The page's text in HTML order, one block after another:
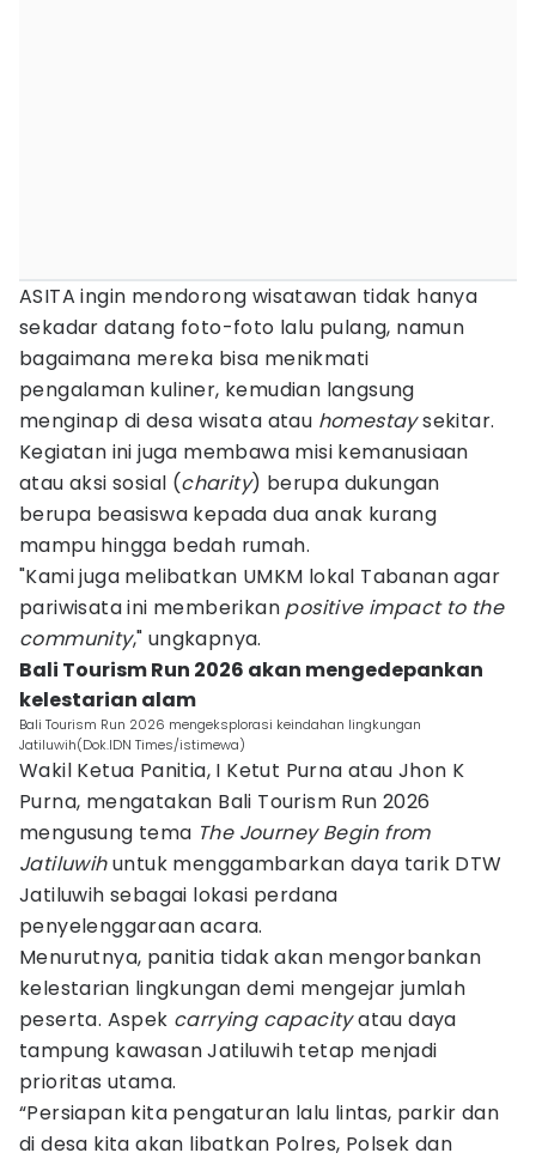
ASITA ingin mendorong wisatawan tidak hanya
sekadar datang foto-foto lalu pulang, namun
bagaimana mereka bisa menikmati
pengalaman kuliner, kemudian langsung
menginap di desa wisata atau homestaysekitar.
Kegiatan ini juga membawa misi kemanusiaan
atau aksi sosial (charity) berupa dukungan
berupa beasiswa kepada dua anak kurang
mampu hingga bedah rumah.
"Kami juga melibatkan UMKM lokal Tabanan agar
pariwisata ini memberikan positive impact to the
community," ungkapnya.
Bali Tourism Run 2026 akan mengedepankan
kelestarian alam
Bali Tourism Run 2026 mengeksplorasi keindahan lingkungan
Jatiluwih(Dok.IDN Times/istimewa)
Wakil Ketua Panitia, I Ketut Purna atau Jhon K
Purna, mengatakan Bali Tourism Run 2026
mengusung tema The Journey Begin from
Jatiluwihuntuk menggambarkan daya tarik DTW
Jatiluwih sebagai lokasi perdana
penyelenggaraan acara.
Menurutnya, panitia tidak akan mengorbankan
kelestarian lingkungan demi mengejar jumlah
peserta. Aspek carrying capacityatau daya
tampung kawasan Jatiluwih tetap menjadi
prioritas utama.
“Persiapan kita pengaturan lalu lintas, parkir dan
di desa kita akan libatkan Polres, Polsek dan